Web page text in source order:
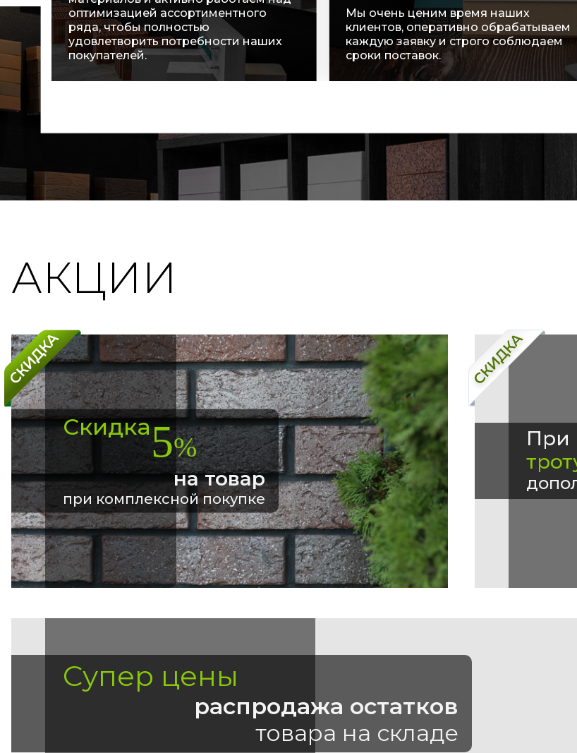
оптимизацией ассортиментного
ряда, чтобы полностью
удовлетворить потребности наших
покупателей.
Мы очень ценим время наших
клиентов, оперативно обрабатываем
каждую заявку и строго соблюдаем
сроки поставок.
АКЦИИ
Скидка5%
на товар
при комплексной покупке
При
Супер цены
распродажа остатков
товара на складе